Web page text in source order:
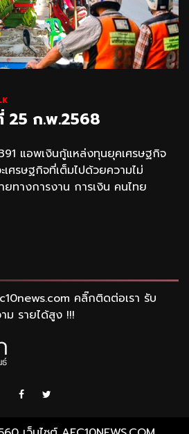
25 ก.พ.2568
แอพเงินกู้แหล่งทุนยุคเศรษฐกิจ
ศรษฐกิจที่เต็มไปด้วยความไม่
ยทางการงาน การเงิน คนไทย
คลิ๊กติดต่อเรา รับ
ม รายได้สูง !!!
Facebook
Twitter